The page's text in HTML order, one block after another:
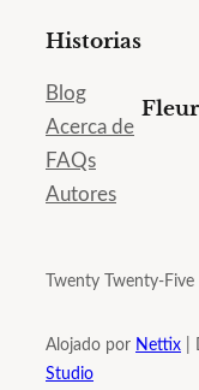
Historias
Blog
Acerca de
FAQs
Autores
Twenty Twenty-Five
Alojado por Nettix |
Studio